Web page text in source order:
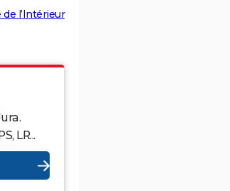
l’Intérieur
LR...